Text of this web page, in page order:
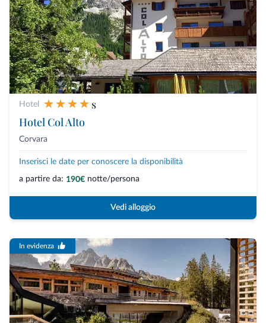
Hotel
s
Hotel Col Alto
Corvara
Inserisci le date per conoscere la disponibilità
a partire da: 190€ notte/persona
Vedi alloggio
In evidenza